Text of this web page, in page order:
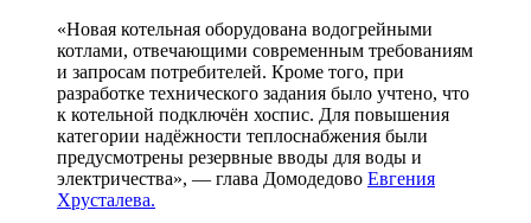
«Новая котельная оборудована водогрейными
котлами, отвечающими современным требованиям
и запросам потребителей. Кроме того, при
разработке технического задания было учтено, что
к котельной подключён хоспис. Для повышения
категории надёжности теплоснабжения были
предусмотрены резервные вводы для воды и
электричества», — глава Домодедово Евгения
Хрусталева.